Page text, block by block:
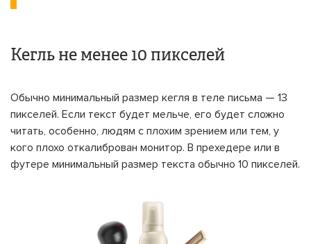
Кегль не менее 10 пикселей
Обычно минимальный размер кегля в теле письма — 13
пикселей. Если текст будет мельче, его будет сложно
читать, особенно, людям с плохим зрением или тем, у
кого плохо откалиброван монитор. В прехедере или в
футере минимальный размер текста обычно 10 пикселей.